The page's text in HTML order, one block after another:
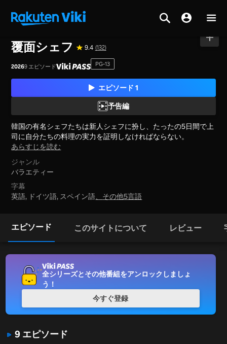
覆面シェフ 9.4 (132)
20269 エピソード PG-13
エピソード 1
予告編
韓国の有名シェフたちは新人シェフに扮し、たったの5日間で上
司に自分たちの料理の実力を証明しなければならない。
あらすじを読む
ジャンル
バラエティー
字幕
英語, ドイツ語, スペイン語
その他5言語
エピソード このサイトについて レビュー
9 エピソード
全シリーズとその他番組をアンロックしましょ
う！
今すぐ登録